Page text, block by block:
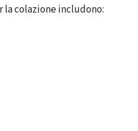
colazione includono: